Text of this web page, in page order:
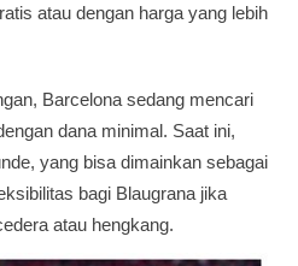
atau dengan harga yang lebih
Barcelona sedang mencari
dana minimal. Saat ini,
yang bisa dimainkan sebagai
bagi Blaugrana jika
atau hengkang.